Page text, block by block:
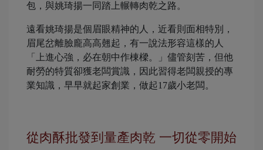
包，與姚琦揚一同踏上輾轉肉乾之路。
遠看姚琦揚是個眉眼精神的人，近看則面相特別，
眉尾岔離臉龐高高翹起，有一說法形容這樣的人
「上進心強，必在朝中作棟樑。」儘管刻苦，但他
耐勞的特質卻獲老闆賞識，因此習得老闆親授的專
業知識，早早就起家創業，做起17歲小老闆。
從肉酥批發到量產肉乾 一切從零開始